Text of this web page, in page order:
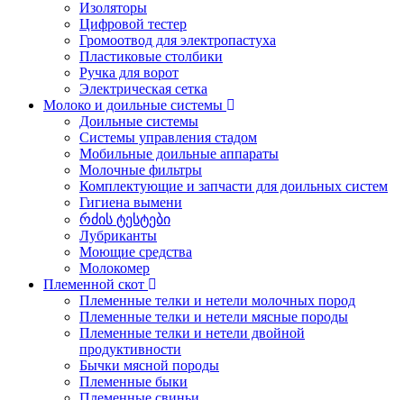
Изоляторы
Цифровой тестер
Громоотвод для электропастуха
Пластиковые столбики
Ручка для ворот
Электрическая сетка
Молоко и доильные системы
Доильные системы
Системы управления стадом
Мобильные доильные аппараты
Молочные фильтры
Комплектующие и запчасти для доильных систем
Гигиена вымени
რძის ტესტები
Лубриканты
Моющие средства
Молокомер
Племенной скот
Племенные телки и нетели молочных пород
Племенные телки и нетели мясные породы
Племенные телки и нетели двойной
продуктивности
Бычки мясной породы
Племенные быки